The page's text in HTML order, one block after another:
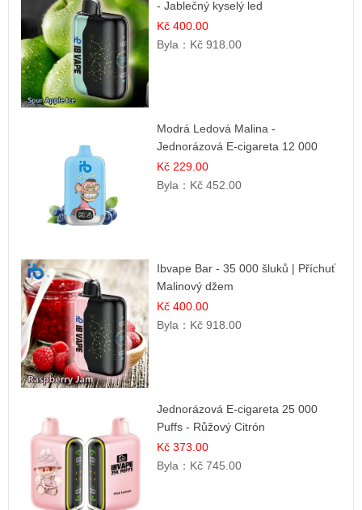
- Jablečný kyselý led
Kč 400.00
Byla： Kč 918.00
Modrá Ledová Malina -
Jednorázová E-cigareta 12 000
šluků | Osvěžující Bobulová Příchuť
Kč 229.00
Byla： Kč 452.00
Ibvape Bar - 35 000 šluků | Příchuť
Malinový džem
Kč 400.00
Byla： Kč 918.00
Jednorázová E-cigareta 25 000
Puffs - Růžový Citrón
Kč 373.00
Byla： Kč 745.00